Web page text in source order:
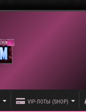
VIP-ЛОТЫ (SHOP)